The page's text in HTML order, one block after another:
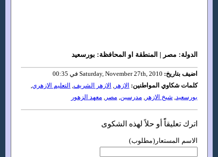
الدولة: مصر | المنطقة او المحافظة: بورسعيد
اضيف بتاريخ:
كلمات شكاوي المواطنين: الازهر, الازهر الشريف, التعليم الازهري,
بورسعيد, شيخ الازهر, مدرسين, مصر, معهد الزهور
اترك تعليقاًً أو حلاً لهذه الشكوى
الاسم المستعار(مطلوب)